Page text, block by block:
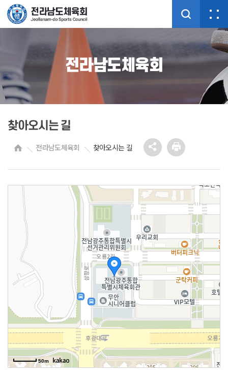
전라남도체육회
찾아오시는 길
전라남도체육회 찾아오시는 길
50m